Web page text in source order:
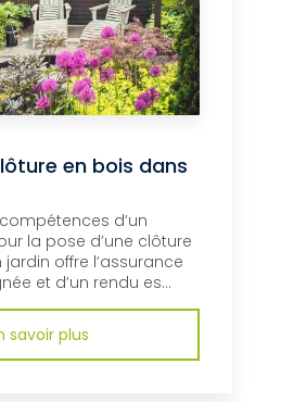
en bois dans
d’un
la pose d’une clôture
offre l’assurance
et d’un rendu es...
savoir plus